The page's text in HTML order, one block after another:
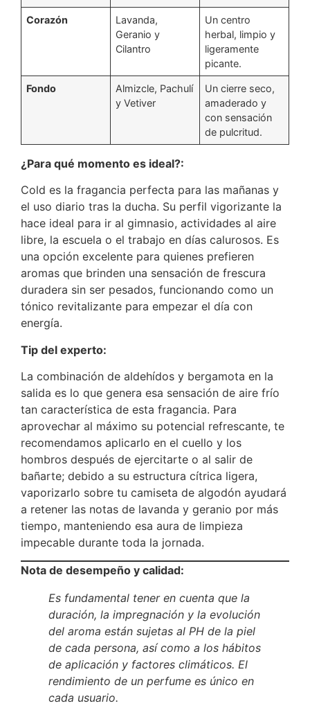
Corazón
Lavanda,
Geranio y
Cilantro
Un centro
herbal, limpio y
ligeramente
picante.
Fondo
Almizcle, Pachulí
y Vetiver
Un cierre seco,
amaderado y
con sensación
de pulcritud.
¿Para qué momento es ideal?:
Cold es la fragancia perfecta para las mañanas y
el uso diario tras la ducha. Su perfil vigorizante la
hace ideal para ir al gimnasio, actividades al aire
libre, la escuela o el trabajo en días calurosos. Es
una opción excelente para quienes prefieren
aromas que brinden una sensación de frescura
duradera sin ser pesados, funcionando como un
tónico revitalizante para empezar el día con
energía.
Tip del experto:
La combinación de aldehídos y bergamota en la
salida es lo que genera esa sensación de aire frío
tan característica de esta fragancia. Para
aprovechar al máximo su potencial refrescante, te
recomendamos aplicarlo en el cuello y los
hombros después de ejercitarte o al salir de
bañarte; debido a su estructura cítrica ligera,
vaporizarlo sobre tu camiseta de algodón ayudará
a retener las notas de lavanda y geranio por más
tiempo, manteniendo esa aura de limpieza
impecable durante toda la jornada.
Nota de desempeño y calidad:
Es fundamental tener en cuenta que la
duración, la impregnación y la evolución
del aroma están sujetas al PH de la piel
de cada persona, así como a los hábitos
de aplicación y factores climáticos. El
rendimiento de un perfume es único en
cada usuario.